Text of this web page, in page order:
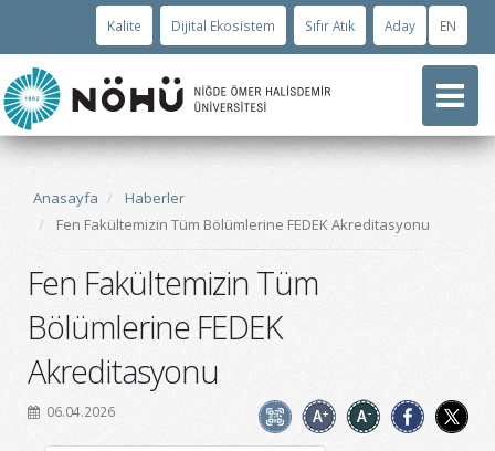
Kalite Dijital Ekosistem Sıfır Atık Aday EN
Anasayfa
Haberler
Fen Fakültemizin Tüm Bölümlerine FEDEK Akreditasyonu
Fen Fakültemizin Tüm
Bölümlerine FEDEK
Akreditasyonu
06.04.2026